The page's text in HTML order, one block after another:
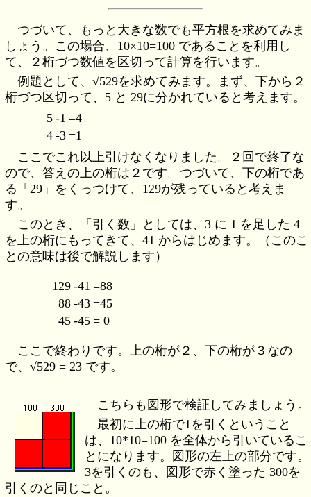
つづいて、もっと大きな数でも平方根を求めてみま
しょう。この場合、10×10=100 であることを利用し
て、２桁づつ数値を区切って計算を行います。
例題として、√529を求めてみます。まず、下から２
桁づつ区切って、5 と 29に分かれていると考えます。
5 -1 =4
4 -3 =1
ここでこれ以上引けなくなりました。２回で終了な
ので、答えの上の桁は２です。つづいて、下の桁であ
る「29」をくっつけて、129が残っていると考えま
す。
このとき、「引く数」としては、3 に 1 を足した 4
を上の桁にもってきて、41 からはじめます。（このこ
との意味は後で解説します）
129 -41 =88
88 -43 =45
45 -45 = 0
ここで終わりです。上の桁が２、下の桁が３なの
で、√529 = 23 です。
こちらも図形で検証してみましょう。
最初に上の桁で1を引くということ
は、10*10=100 を全体から引いているこ
とになります。図形の左上の部分です。
3を引くのも、図形で赤く塗った 300を
引くのと同じこと。